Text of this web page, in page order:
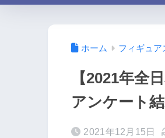
ホーム フィギュア
【2021年全
アンケート
2021年12月15日